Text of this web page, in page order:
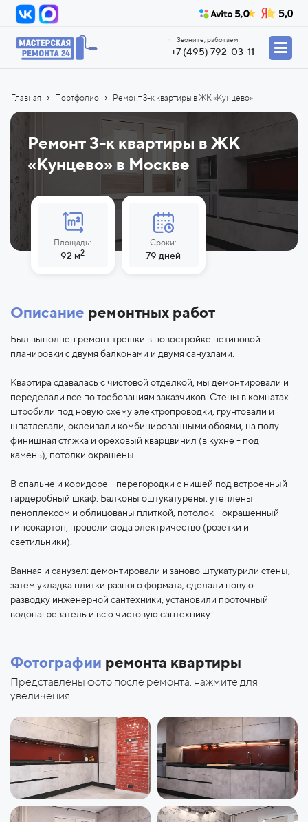
+7 (495) 792-03-11
Звоните, работаем
Главная › Портфолио › Ремонт 3-к квартиры в ЖК «Кунцево»
Ремонт 3-к квартиры в ЖК
«Кунцево» в Москве
Площадь:
92 м2
Сроки:
79 дней
Описание ремонтных работ
Был выполнен ремонт трёшки в новостройке нетиповой
планировки с двумя балконами и двумя санузлами.
Квартира сдавалась с чистовой отделкой, мы демонтировали и
переделали все по требованиям заказчиков. Стены в комнатах
штробили под новую схему электропроводки, грунтовали и
шпатлевали, оклеивали комбинированными обоями, на полу
финишная стяжка и ореховый кварцвинил (в кухне - под
камень), потолки окрашены.
В спальне и коридоре - перегородки с нишей под встроенный
гардеробный шкаф. Балконы оштукатурены, утеплены
пеноплексом и облицованы плиткой, потолок - окрашенный
гипсокартон, провели сюда электричество (розетки и
светильники).
Ванная и санузел: демонтировали и заново штукатурили стены,
затем укладка плитки разного формата, сделали новую
разводку инженерной сантехники, установили проточный
водонагреватель и всю чистовую сантехнику.
Фотографии ремонта квартиры
Представлены фото после ремонта, нажмите для
увеличения